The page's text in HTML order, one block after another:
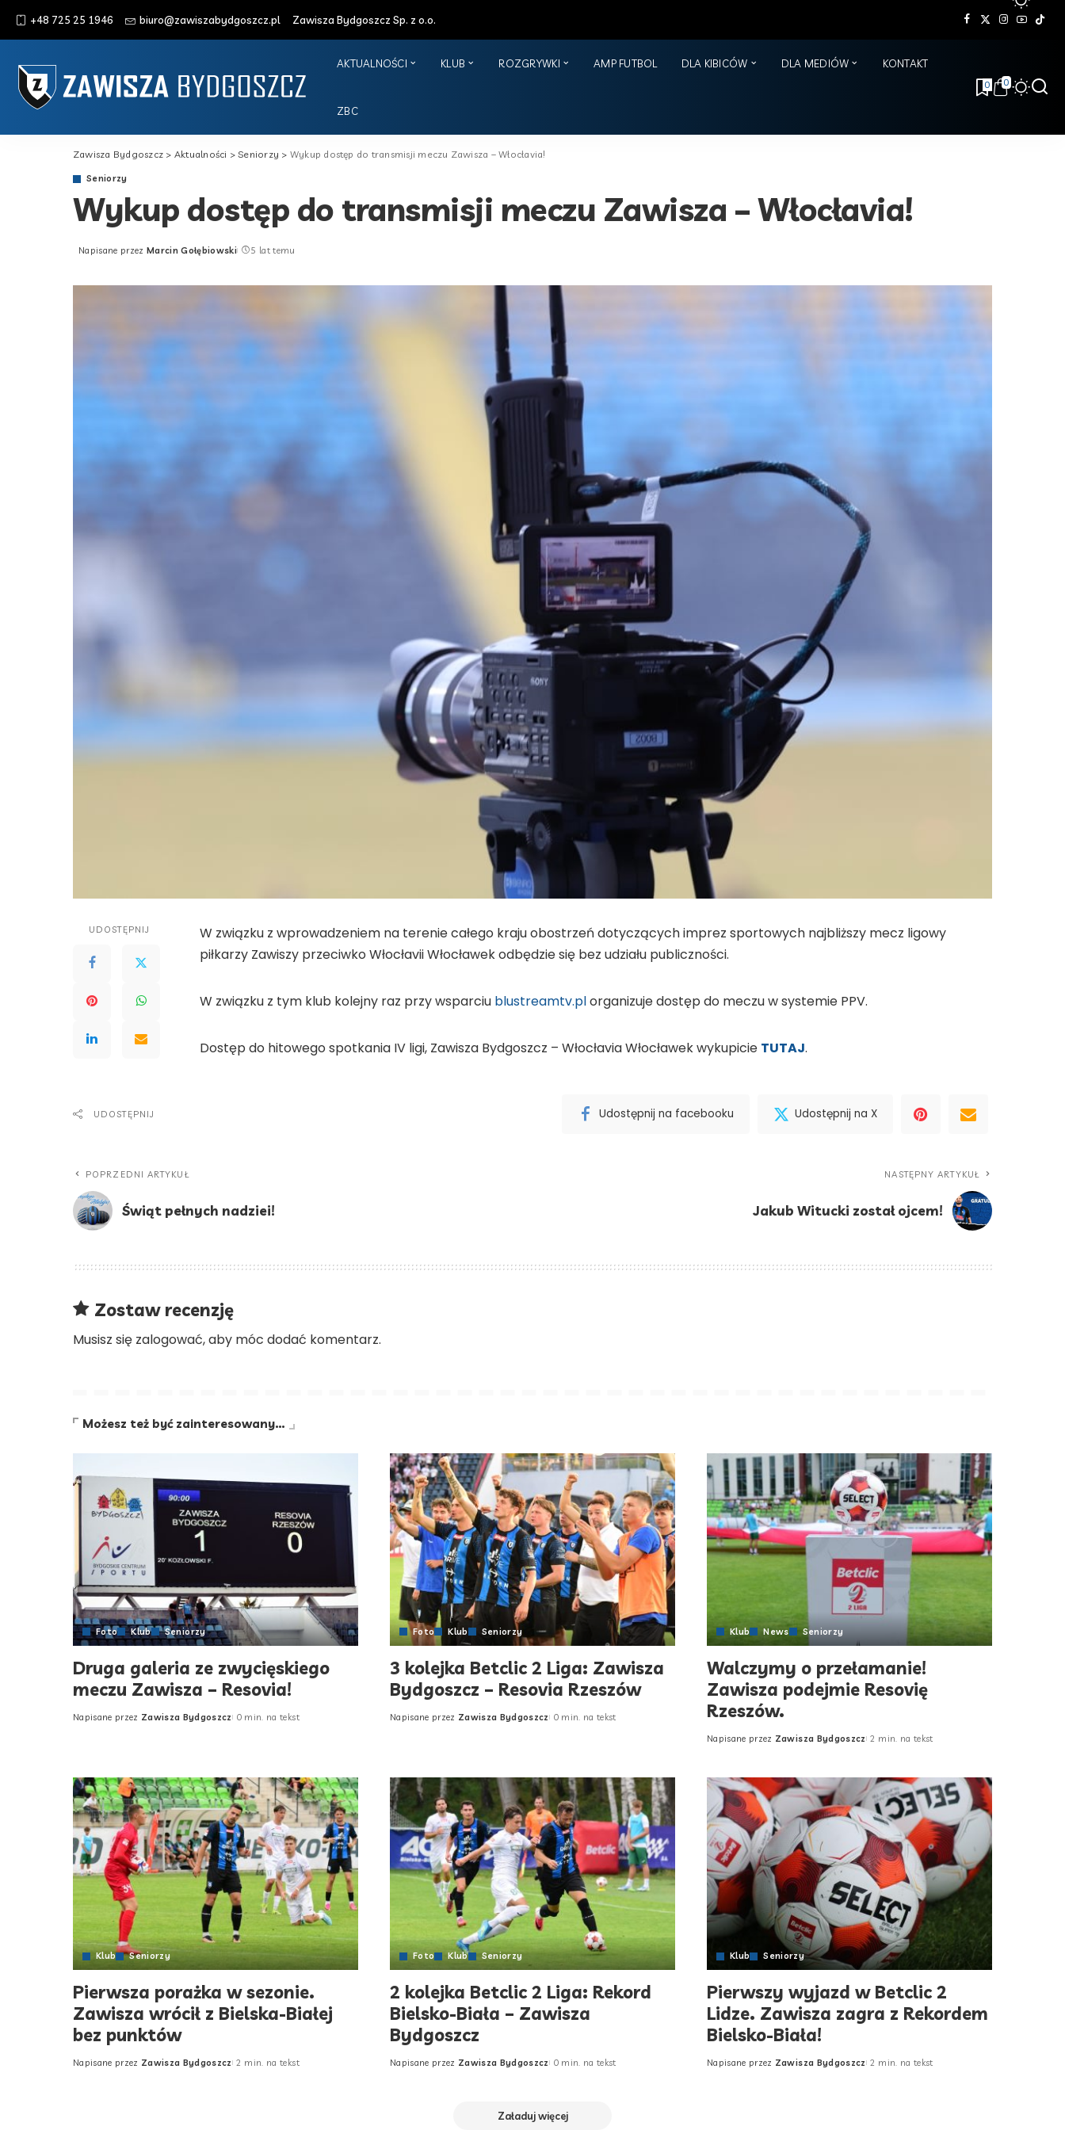
+48 725 25 1946 biuro@zawiszabydgoszcz.pl Zawisza Bydgoszcz Sp. z o.o.
AKTUALNOŚCI KLUB ROZGRYWKI AMP FUTBOL DLA KIBICÓW DLA MEDIÓW KONTAKT
ZBC
0 0
Zawisza Bydgoszcz > Aktualności >Seniorzy > Wykup dostęp do transmisji meczu Zawisza – Włocłavia!
Seniorzy
Wykup dostęp do transmisji meczu Zawisza – Włocłavia!
Posted
Napisane przez Marcin Gołębiowski 5 lat temu
UDOSTĘPNIJ
W związku z wprowadzeniem na terenie całego kraju obostrzeń dotyczących imprez sportowych najbliższy mecz ligowy
piłkarzy Zawiszy przeciwko Włocłavii Włocławek odbędzie się bez udziału publiczności.
W związku z tym klub kolejny raz przy wsparciu blustreamtv.plorganizuje dostęp do meczu w systemie PPV.
Dostęp do hitowego spotkania IV ligi, Zawisza Bydgoszcz – Włocłavia Włocławek wykupicie TUTAJ.
UDOSTĘPNIJ Udostępnij na facebooku Udostępnij na X
POPRZEDNI ARTYKUŁ
Świąt pełnych nadziei!
NASTĘPNY ARTYKUŁ
Jakub Witucki został ojcem!
Zostaw recenzję
Musisz się zalogować, aby móc dodać komentarz.
Możesz też być zainteresowany…
Foto Klub Seniorzy
Druga galeria ze zwycięskiego
meczu Zawisza – Resovia!
Posted
Napisane przez Zawisza Bydgoszcz 0 min. na tekst
Foto Klub Seniorzy
3 kolejka Betclic 2 Liga: Zawisza
Bydgoszcz – Resovia Rzeszów
Posted
Napisane przez Zawisza Bydgoszcz 0 min. na tekst
Klub News Seniorzy
Walczymy o przełamanie!
Zawisza podejmie Resovię
Rzeszów.
Posted
Napisane przez Zawisza Bydgoszcz 2 min. na tekst
Klub Seniorzy
Pierwsza porażka w sezonie.
Zawisza wrócił z Bielska-Białej
bez punktów
Posted
Napisane przez Zawisza Bydgoszcz 2 min. na tekst
Foto Klub Seniorzy
2 kolejka Betclic 2 Liga: Rekord
Bielsko-Biała – Zawisza
Bydgoszcz
Posted
Napisane przez Zawisza Bydgoszcz 0 min. na tekst
Klub Seniorzy
Pierwszy wyjazd w Betclic 2
Lidze. Zawisza zagra z Rekordem
Bielsko-Biała!
Posted
Napisane przez Zawisza Bydgoszcz 2 min. na tekst
Załaduj więcej